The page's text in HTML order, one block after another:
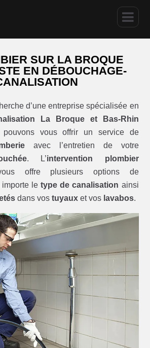
SUR LA BROQUE
EN DÉBOUCHAGE-
d’une entreprise spécialisée en
La Broque et Bas-Rhin
vous offrir un service de
avec l’entretien de votre
. L’intervention plombier
offre plusieurs options de
importe letype de canalisation ainsi
dans vostuyaux et vos lavabos.